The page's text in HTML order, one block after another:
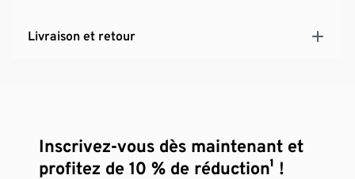
Livraison et retour
Inscrivez-vous dès maintenant et
profitez de 10 % de réduction¹ !